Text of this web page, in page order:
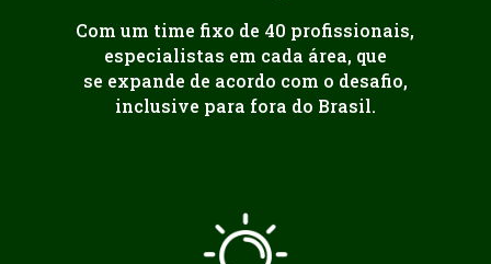
Com um time fixo de 40 profissionais,
especialistas em cada área, que
se expande de acordo com o desafio,
inclusive para fora do Brasil.